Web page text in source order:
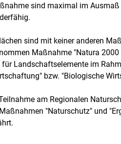
sind maximal im
sind mit keiner anderen
Maßnahme "Natura
Landschaftselemente im
bzw. "Biologische
am Regionalen
"Naturschutz" und